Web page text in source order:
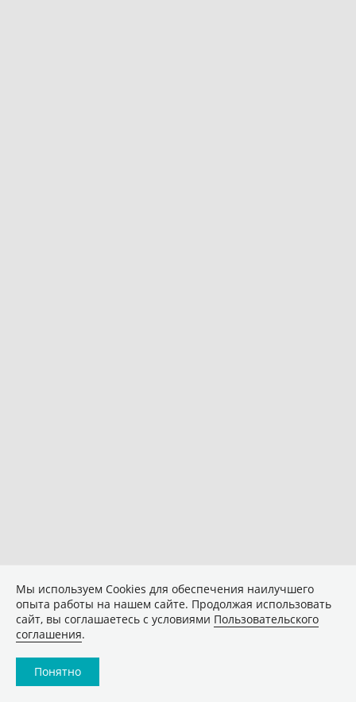
Мы используем Сookies для обеспечения наилучшего
опыта работы на нашем сайте. Продолжая использовать
сайт, вы соглашаетесь с условиями Пользовательского
соглашения.
Понятно